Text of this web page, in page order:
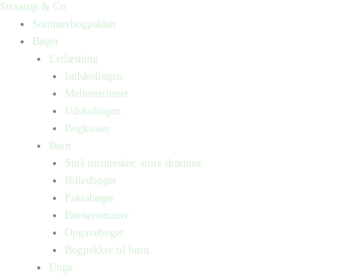
Straarup & Co
Sommerbogpakker
Bøger
Letlæsning
Indskolingen
Mellemtrinnet
Udskolingen
Bogkasser
Børn
Små mennesker, store drømme
Billedbøger
Faktabøger
Børneromaner
Opgavebøger
Bogpakker til børn
Unge